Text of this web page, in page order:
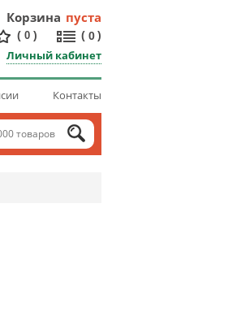
Корзина пуста
( 0 ) ( 0 )
Личный кабинет
Контакты